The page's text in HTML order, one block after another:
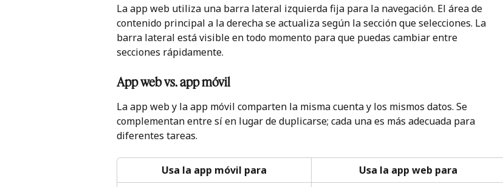
La app web utiliza una barra lateral izquierda fija para la navegación. El área de
contenido principal a la derecha se actualiza según la sección que selecciones. La
barra lateral está visible en todo momento para que puedas cambiar entre
secciones rápidamente.
App web vs. app móvil
La app web y la app móvil comparten la misma cuenta y los mismos datos. Se
complementan entre sí en lugar de duplicarse; cada una es más adecuada para
diferentes tareas.
Usa la app móvil para
Usa la app web para